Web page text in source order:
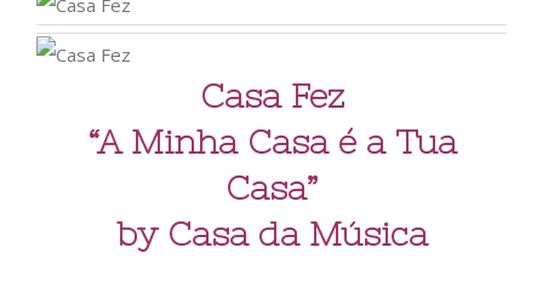
Casa Fez
“A Minha Casa é a Tua
Casa”
by Casa da Música